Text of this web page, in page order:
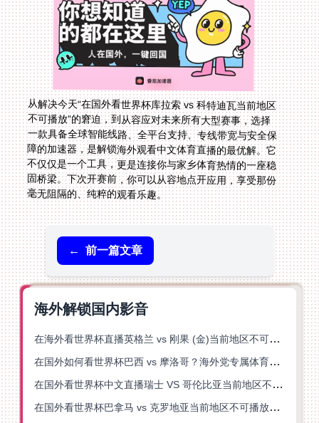
从解决今天“在国外看世界杯库拉索 vs 科特迪瓦当前地区
不可播放”的窘迫，到从容应对未来所有大型赛事，选择
一款具备全球智能线路、全平台支持、专线带宽与安全保
障的加速器，是解锁海外观看中文体育直播的最优解。它
不仅仅是一个工具，更是连接你与家乡体育热情的一座稳
固桥梁。下次开赛前，你可以从容地点开应用，享受那份
毫无阻隔的、纯粹的观看乐趣。
← 前一篇文章
海外解锁国内影音
在海外看世界杯直播英格兰 vs 刚果 (金)当前地区不可播放？这篇指南帮你突破所有限制
在国外如何看世界杯巴西 vs 摩洛哥？海外党专属体育观赛指南来了
在国外看世界杯中文直播瑞士 VS 哥伦比亚当前地区不可播放？这篇指南帮你搞定
在国外看世界杯巴拿马 vs 克罗地亚当前地区不可播放？这篇指南帮你轻松解决海外体育直播难题